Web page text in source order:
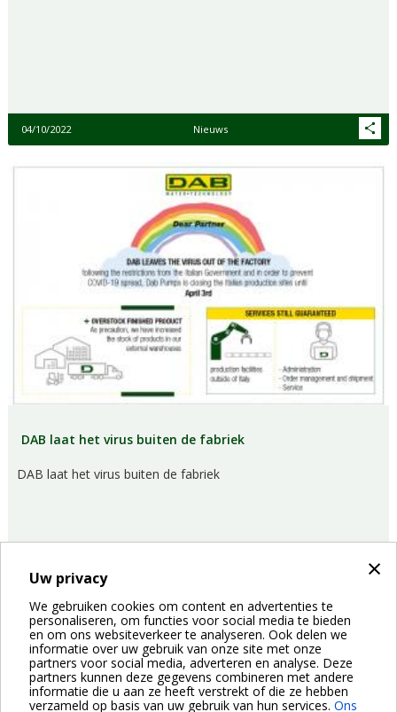
×
Uw privacy
We gebruiken cookies om content en advertenties te
personaliseren, om functies voor social media te bieden
en om ons websiteverkeer te analyseren. Ook delen we
informatie over uw gebruik van onze site met onze
partners voor social media, adverteren en analyse. Deze
partners kunnen deze gegevens combineren met andere
informatie die u aan ze heeft verstrekt of die ze hebben
verzameld op basis van uw gebruik van hun services. Ons
04/10/2022 Nieuws
DAB laat het virus buiten de fabriek
DAB laat het virus buiten de fabriek
30/03/2020 Nieuws
Paginatie
Huidige
pagina
1 Page
2
Volgende
pagina
Next ›